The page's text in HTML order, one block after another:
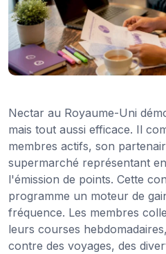
Nectar au Royaume-Uni
mais tout aussi efficace. Il
membres actifs, son
supermarché représentant
l'émission de points. Cette
programme un moteur de
fréquence. Les membres
leurs courses
contre des voyages, des